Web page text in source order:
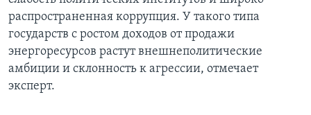
распространенная коррупция. У такого типа
государств с ростом доходов от продажи
энергоресурсов растут внешнеполитические
амбиции и склонность к агрессии, отмечает
эксперт.